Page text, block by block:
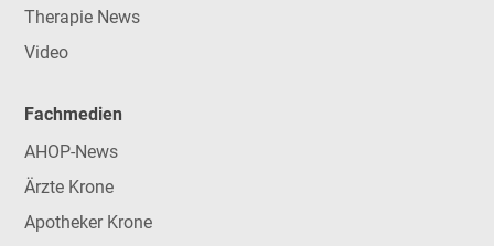
Therapie News
Video
Fachmedien
AHOP-News
Ärzte Krone
Apotheker Krone